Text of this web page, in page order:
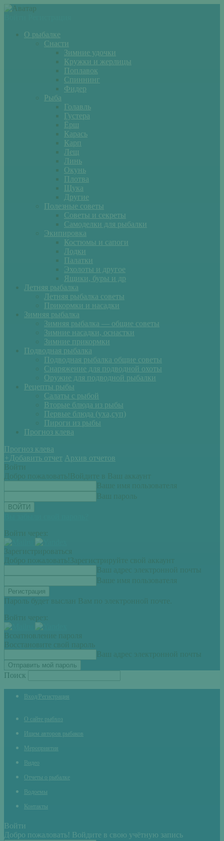
О рыбалке
Снасти
Зимние удочки
Кружки и жерлицы
Поплавок
Спиннинг
Фидер
Рыба
Голавль
Густера
Ёрш
Карась
Карп
Лещ
Линь
Окунь
Плотва
Щука
Другие
Полезные советы
Советы и секреты
Самоделки для рыбалки
Экипировка
Костюмы и сапоги
Лодки
Палатки
Эхолоты и другое
Ящики, буры и др
Летняя рыбалка
Летняя рыбалка советы
Прикормки и насадки
Зимняя рыбалка
Зимняя рыбалка — общие советы
Зимние насадки, оснастки
Зимние прикормки
Подводная рыбалка
Подводная рыбалка общие советы
Снаряжение для подводной охоты
Оружие для подводной рыбалки
Рецепты рыбы
Салаты с рыбой
Вторые блюда из рыбы
Первые блюда (уха,суп)
Пироги из рыбы
Прогноз клева
Прогноз клева
+ Добавить отчет Архив отчетов
Войти
Добро пожаловать! Войдите в Ваш аккаунт
Ваше имя пользователя
Ваш пароль
Войти через:
Зарегистрироваться
Добро пожаловать! Зарегистрируйте свой аккаунт
Ваш адрес электронной почты
Ваше имя пользователя
Пароль будет выслан Вам по электронной почте.
Войти через:
Всоатновление пароля
Восстановите свой пароль
Ваш адрес электронной почты
Поиск
Вход/Регистрация
О сайте рыбхоз
Ищем авторов рыбаков
Мероприятия
Видео
Отчеты о рыбалке
Водоемы
Контакты
Войти
Добро пожаловать! Войдите в свою учётную запись